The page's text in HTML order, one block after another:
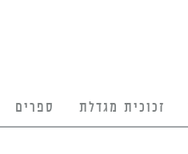
זכוכית מגדלת ספרים